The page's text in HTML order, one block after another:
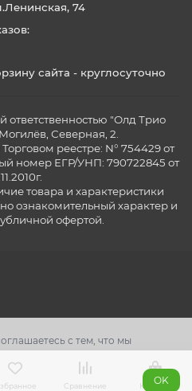
с тем, что мы
OK
74
сайта - круглосуточно
ответственностью "Олд Трио
Северная, 2.
реестре: N° 754429 от
номер ЕГР/УНП: 790722845 от
товара и характеристики
ознакомительный характер и
офертой.
Сравнение Корзина